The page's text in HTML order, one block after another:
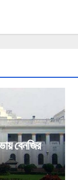
বেনজির